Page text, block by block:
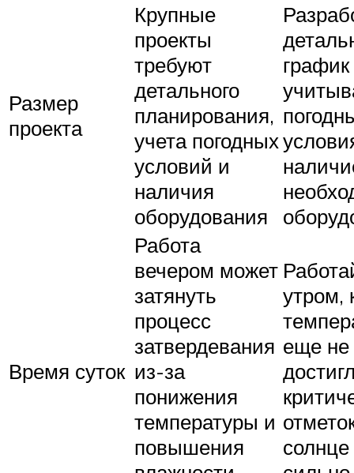
Размер
проекта
Крупные
проекты
требуют
детального
планирования,
учета погодных
условий и
наличия
оборудования
Время суток
Работа
вечером может
затянуть
процесс
затвердевания
из-за
понижения
температуры и
повышения
утром,
еще не
солнце